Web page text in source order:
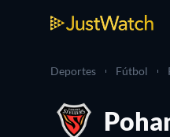
Deportes Fútbol